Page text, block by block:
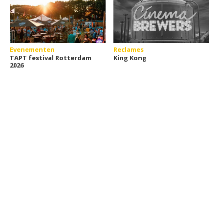
Evenementen
TAPT festival Rotterdam
2026
Reclames
King Kong